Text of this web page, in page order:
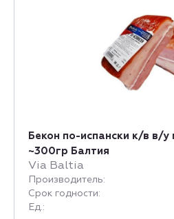
Бекон по-испански к/в в/у
~300гр Балтия
Via Baltia
Производитель:
Срок годности:
Ед.: